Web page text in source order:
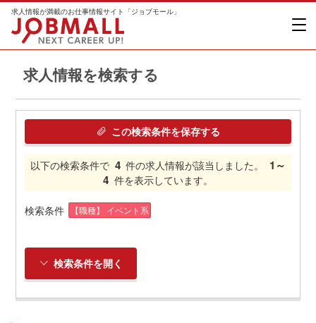
求人情報が満載のお仕事情報サイト「ジョブモール」
求人情報を検索する
この検索条件を保存する
以下の検索条件で 4 件の求人情報が該当しました。
1～
4 件を表示しています。
検索条件 【職種】 イベント系
検索条件を開く